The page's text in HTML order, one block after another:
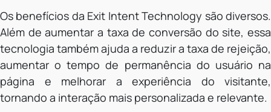
Os benefícios da Exit Intent Technology são diversos.
Além de aumentar a taxa de conversão do site, essa
tecnologia também ajuda a reduzir a taxa de rejeição,
aumentar o tempo de permanência do usuário na
página e melhorar a experiência do visitante,
tornando a interação mais personalizada e relevante.